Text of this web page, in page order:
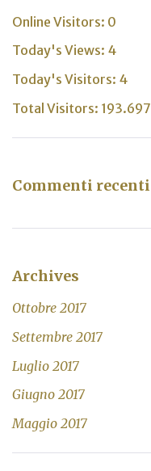
Archives
Ottobre 2017
Settembre 2017
Luglio 2017
Giugno 2017
Maggio 2017
Online Visitors: 0
Today's Views: 4
Today's Visitors: 4
Total Visitors: 193.697
Commenti recenti